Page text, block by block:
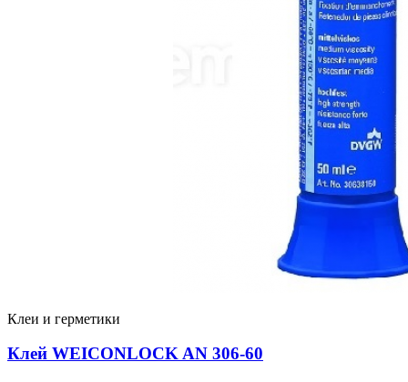
Клеи и герметики
Клей WEICONLOCK AN 306-60